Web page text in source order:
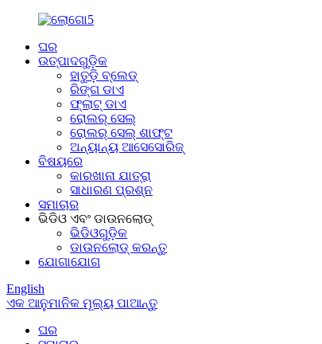
ଘର
ଉତ୍ପାଦଗୁଡ଼ିକ
ହାତୁଡ଼ି ବ୍ଲେଡ୍
ରିଙ୍ଗ ଡାଏ
ଫ୍ଲାଟ୍ ଡାଏ
ରୋଲର୍ ସେଲ୍
ରୋଲର୍ ସେଲ୍ ଶାଫ୍ଟ
ଅନ୍ୟାନ୍ୟ ଆସେସୋରିଜ୍
ବିଷୟରେ
କାରଖାନା ଯାତ୍ରା
ସାଧାରଣ ପ୍ରଶ୍ନ
ସମାଚାର
ଭିଡିଓ ଏବଂ ଡାଉନଲୋଡ୍
ଭିଡିଓଗୁଡ଼ିକ
ଡାଉନଲୋଡ୍ କରନ୍ତୁ
ଯୋଗାଯୋଗ
English
ଏକ ଆନୁମାନିକ ମୂଲ୍ୟ ପାଆନ୍ତୁ
ଘର